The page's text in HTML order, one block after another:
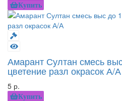
Купить
Амарант Султан смесь
цветение разл окрасок А/А
5 р.
Купить